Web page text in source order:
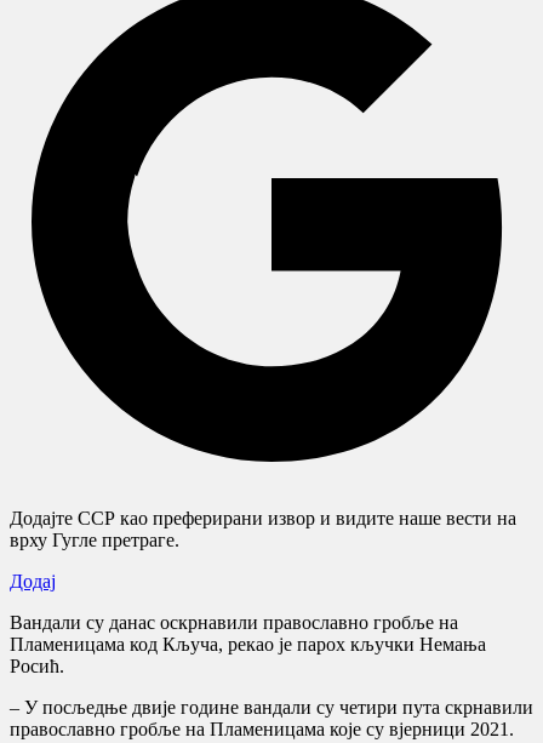
Додајте ССР као преферирани извор и видите наше вести на
врху Гугле претраге.
Додај
Вандали су данас оскрнавили православно гробље на
Пламеницама код Кључа, рекао је парох кључки Немања
Росић.
– У посљедње двије године вандали су четири пута скрнавили
православно гробље на Пламеницама које су вјерници 2021.